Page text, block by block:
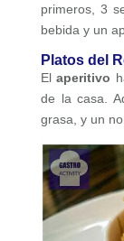
primeros, 3
bebida y un
Platos del
Elaperitivo
de la casa.
grasa, y un